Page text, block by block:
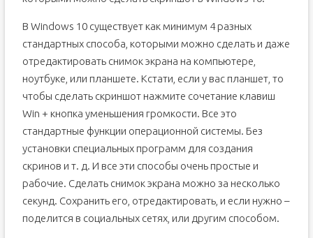
В Windows 10 существует как минимум 4 разных
стандартных способа, которыми можно сделать и даже
отредактировать снимок экрана на компьютере,
ноутбуке, или планшете. Кстати, если у вас планшет, то
чтобы сделать скриншот нажмите сочетание клавиш
Win + кнопка уменьшения громкости. Все это
стандартные функции операционной системы. Без
установки специальных программ для создания
скринов и т. д. И все эти способы очень простые и
рабочие. Сделать снимок экрана можно за несколько
секунд. Сохранить его, отредактировать, и если нужно –
поделится в социальных сетях, или другим способом.